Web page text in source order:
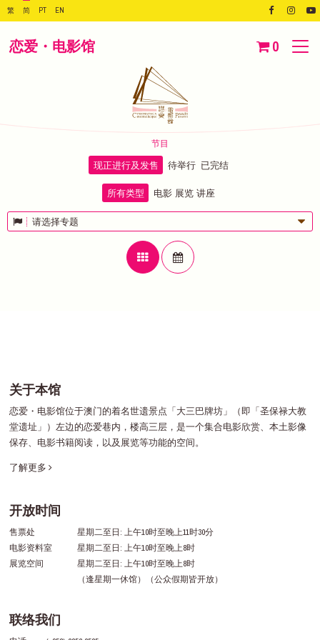
繁 简 PT EN
恋爱・电影馆 0
节目
现正进行及发售 待举行 已完结
所有类型 电影 展览 讲座
请选择专题
关于本馆
恋爱・电影馆位于澳门的着名世遗景点「大三巴牌坊」（即「圣保禄大教
堂遗址」）左边的恋爱巷内，楼高三层，是一个集合电影欣赏、本土影像
保存、电影书籍阅读，以及展览等功能的空间。
了解更多
开放时间
售票处
星期二至日: 上午10时至晚上11时30分
电影资料室
星期二至日: 上午10时至晚上8时
展览空间
星期二至日: 上午10时至晚上8时
（逢星期一休馆）（公众假期皆开放）
联络我们